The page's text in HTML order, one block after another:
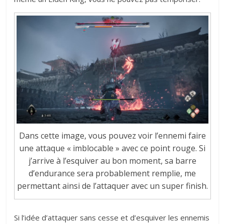
Dans cette image, vous pouvez voir l’ennemi faire
une attaque « imblocable » avec ce point rouge. Si
j’arrive à l’esquiver au bon moment, sa barre
d’endurance sera probablement remplie, me
permettant ainsi de l’attaquer avec un super finish.
Si l’idée d’attaquer sans cesse et d’esquiver les ennemis